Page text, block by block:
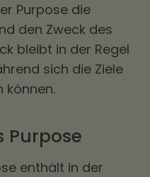
Purpose die
den Zweck des
bleibt in der Regel
sich die Ziele
können.
Purpose
enthält in der